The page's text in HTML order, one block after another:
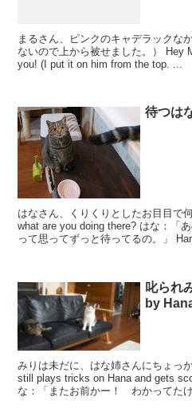
まるさん、ピンクのキャデラックな
ないので上から被せました。） Hey Maru,
you! (I put it on him from the top. ...
待つは
はなさん、くりくりとしたお目目で
what are you doing there? はな：「あのね、早くご飯残さないかなー
って思ってずっと待ってるの。」
叱られ
by
みりは未だに、はな姉さんにちょっ
still plays tricks on Hana and gets scolded. みり：「ば
な：「またお前かー！ わかってたけ